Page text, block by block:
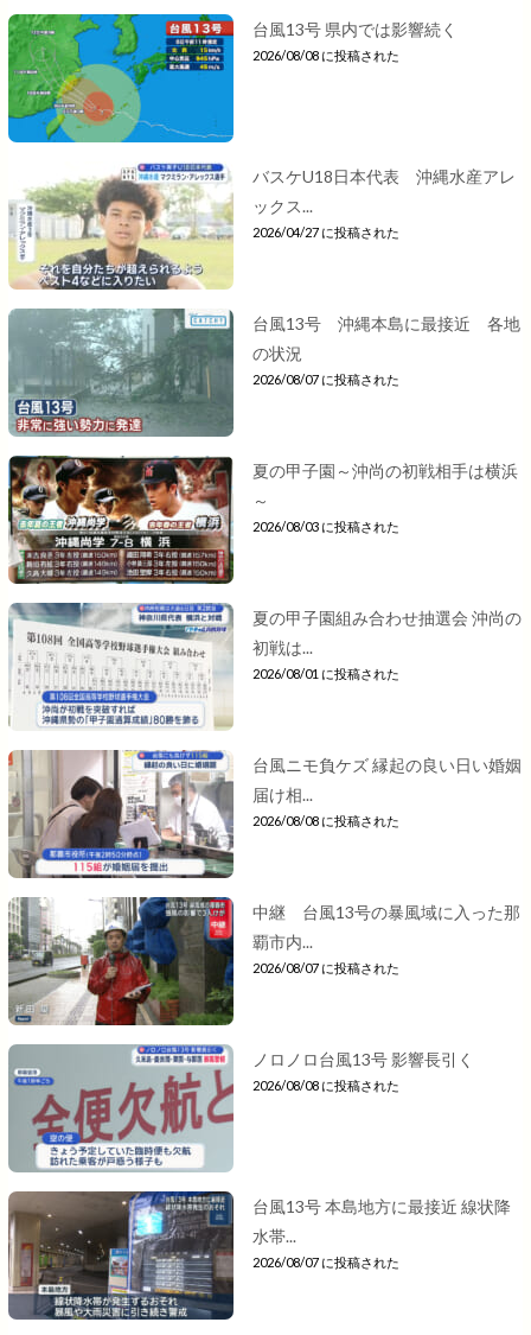
台風13号 県内では影響続く
2026/08/08 に投稿された
バスケU18日本代表 沖縄水産アレ
ックス...
2026/04/27 に投稿された
台風13号 沖縄本島に最接近 各地
の状況
2026/08/07 に投稿された
夏の甲子園～沖尚の初戦相手は横浜
～
2026/08/03 に投稿された
夏の甲子園組み合わせ抽選会 沖尚の
初戦は...
2026/08/01 に投稿された
台風ニモ負ケズ 縁起の良い日い婚姻
届け相...
2026/08/08 に投稿された
中継 台風13号の暴風域に入った那
覇市内...
2026/08/07 に投稿された
ノロノロ台風13号 影響長引く
2026/08/08 に投稿された
台風13号 本島地方に最接近 線状降
水帯...
2026/08/07 に投稿された